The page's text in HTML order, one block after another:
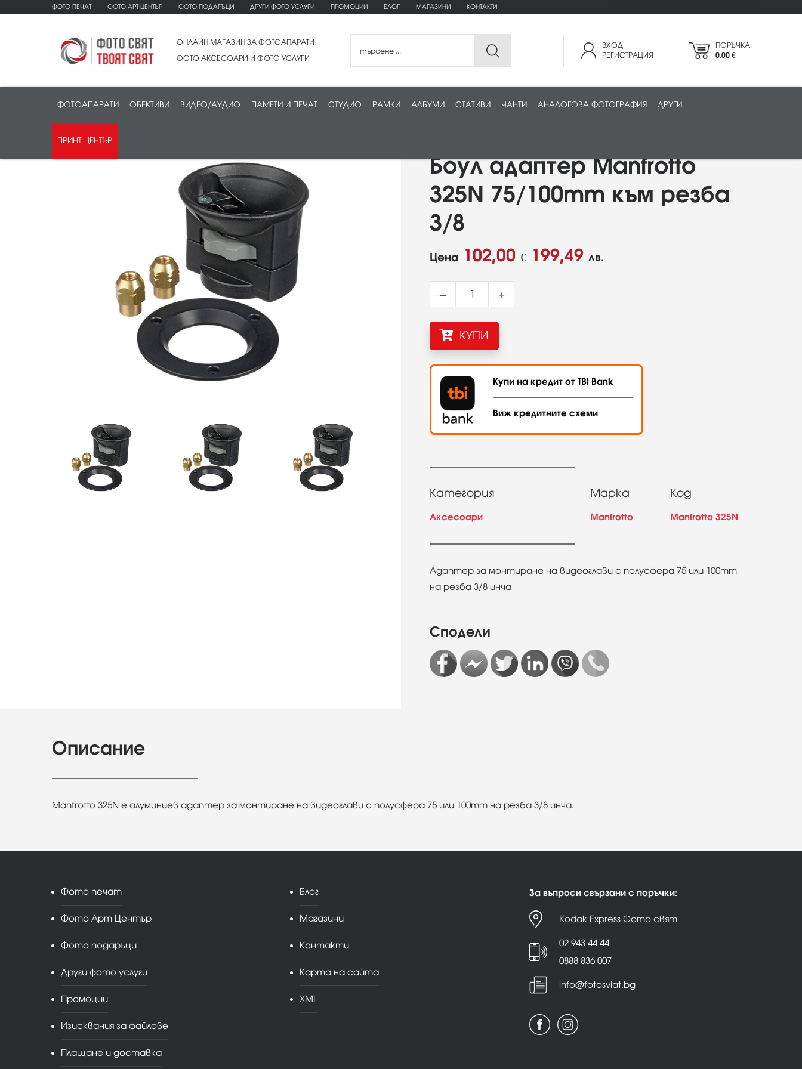
ФОТО ПЕЧАТ ФОТО АРТ ЦЕНТЪР ФОТО ПОДАРЪЦИ ДРУГИ ФОТО УСЛУГИ ПРОМОЦИИ БЛОГ МАГАЗИНИ КОНТАКТИ
ОНЛАЙН МАГАЗИН ЗА ФОТОАПАРАТИ,
ФОТО АКСЕСОАРИ И ФОТО УСЛУГИ
ВХОД
РЕГИСТРАЦИЯ
ПОРЪЧКА
0.00 €
ФОТОАПАРАТИ ОБЕКТИВИ ВИДЕО/АУДИО ПАМЕТИ И ПЕЧАТ СТУДИО РАМКИ АЛБУМИ СТАТИВИ ЧАНТИ АНАЛОГОВА ФОТОГРАФИЯ ДРУГИ
ПРИНТ ЦЕНТЪР
Боул адаптер Manfrotto
325N 75/100mm към резба
3/8
Цена 102,00 € 199,49 лв.
– +
КУПИ
Купи на кредит от TBI Bank
Виж кредитните схеми
Категория
Аксесоари
Марка
Manfrotto
Код
Manfrotto 325N
Адаптер за монтиране на видеоглави с полусфера 75 или 100mm
на резба 3/8 инча
Сподели
Описание
Manfrotto 325N е алуминиев адаптер за монтиране на видеоглави с полусфера 75 или 100mm на резба 3/8 инча.
Фото печат
Фото Арт Център
Фото подаръци
Други фото услуги
Промоции
Изисквания за файлове
Плащане и доставка
Блог
Магазини
Контакти
Карта на сайта
XML
За въпроси свързани с поръчки:
Kodak Express Фото свят
02 943 44 44
0888 836 007
info@fotosviat.bg